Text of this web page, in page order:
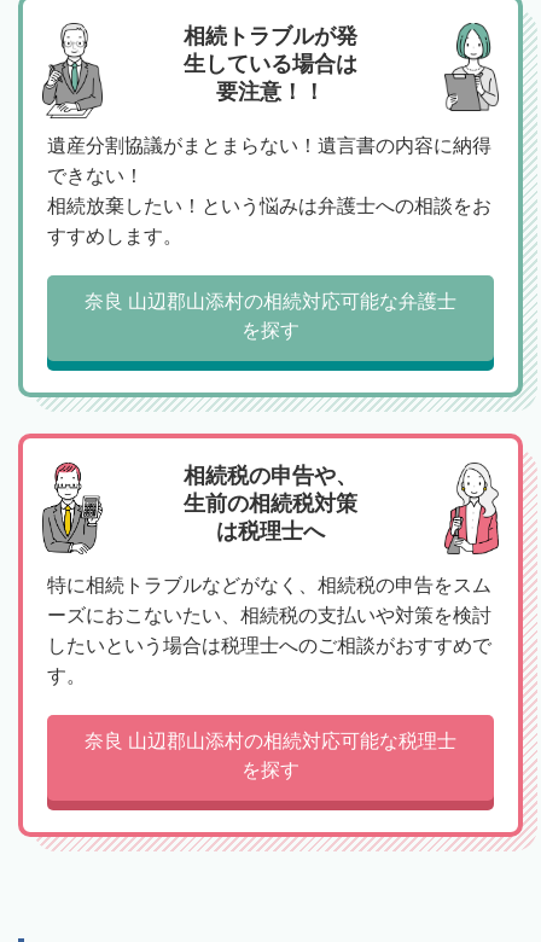
相続トラブルが発
生している場合は
要注意！！
遺産分割協議がまとまらない！遺言書の内容に納得
できない！
相続放棄したい！という悩みは弁護士への相談をお
すすめします。
奈良 山辺郡山添村の相続対応可能な弁護士
を探す
相続税の申告や、
生前の相続税対策
は税理士へ
特に相続トラブルなどがなく、相続税の申告をスム
ーズにおこないたい、相続税の支払いや対策を検討
したいという場合は税理士へのご相談がおすすめで
す。
奈良 山辺郡山添村の相続対応可能な税理士
を探す